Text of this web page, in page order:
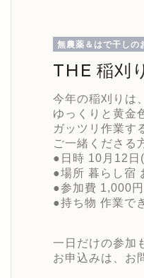
無農薬＆はで干しの
THE 稲刈
今年の稲刈りは
ゆっくりと黄金
ガッツリ作業す
ご一緒くださる
●日時 10月12日
●場所 暮らし宿
●参加費 1,000
●持ち物 作業で
一日だけの参加
お申込みは、お